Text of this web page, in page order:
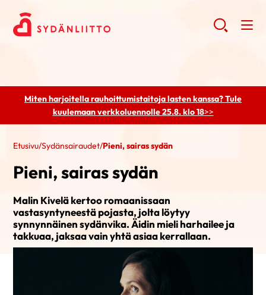
Miten harjoitella rauhoittumistaitoja lasten kanssa? Tule
kuulemaanverkkoluennolle 25.8. klo 18>>
Etusivu/Sydänsairaudet/Pieni, sairas sydän
Pieni, sairas sydän
Malin Kivelä kertoo romaanissaan
vastasyntyneestä pojasta, jolta löytyy
synnynnäinen sydänvika. Äidin mieli harhailee ja
takkuaa, jaksaa vain yhtä asiaa kerrallaan.